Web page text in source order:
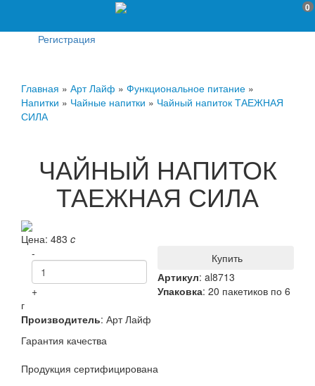
0
Регистрация
Главная » Арт Лайф » Функциональное питание »
Напитки » Чайные напитки » Чайный напиток ТАЕЖНАЯ
СИЛА
ЧАЙНЫЙ НАПИТОК
ТАЕЖНАЯ СИЛА
Цена: 483 c
-
+
Купить
Артикул: al8713
Упаковка: 20 пакетиков по 6
г
Производитель: Арт Лайф
Гарантия качества
Продукция сертифицирована